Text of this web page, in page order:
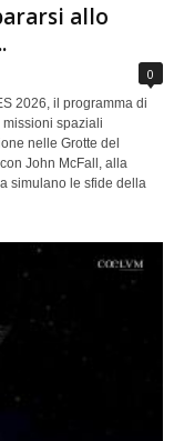
allo
0
2026, il programma di
spaziali
nelle Grotte del
John McFall, alla
simulano le sfide della